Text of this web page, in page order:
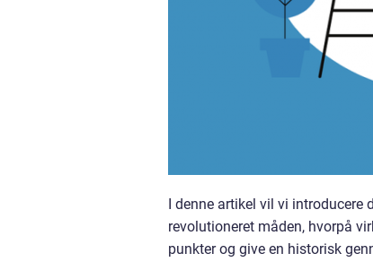
I denne artikel vil vi introducere
revolutioneret måden, hvorpå
punkter og give en historisk